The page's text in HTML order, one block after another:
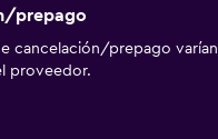
prepago
cancelación/prepago
proveedor.